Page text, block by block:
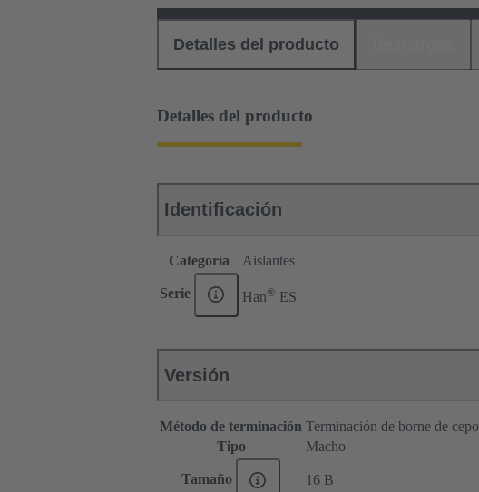
Detalles del producto
Detalles del producto
Identificación
Categoría Aislantes
Serie Han® ES
Versión
Método de terminación Terminación de borne de cepo
Tipo
Macho
Tamaño 16 B